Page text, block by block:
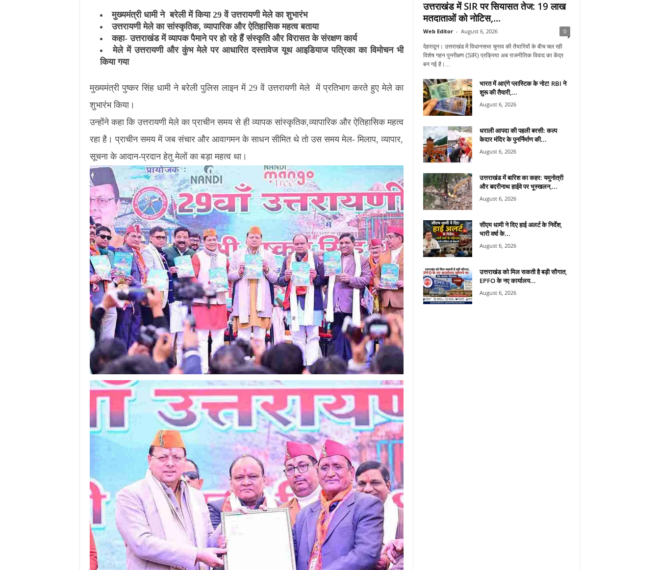
मुख्यमंत्री धामी ने बरेली में किया 29 वें उत्तरायणी मेले का शुभारंभ
उत्तरायणी मेले का सांस्कृतिक, व्यापारिक और ऐतिहासिक महत्व बताया
कहा- उत्तराखंड में व्यापक पैमाने पर हो रहे हैं संस्कृति और विरासत के संरक्षण कार्य
मेले में उत्तरायणी और कुंभ मेले पर आधारित दस्तावेज यूथ आइडियाज पत्रिका का विमोचन भी
किया गया
मुख्यमंत्री पुष्कर सिंह धामी ने बरेली पुलिस लाइन में 29 वें उत्तरायणी मेले में प्रतिभाग करते हुए मेले का
शुभारंभ किया।
उन्होंने कहा कि उत्तरायणी मेले का प्राचीन समय से ही व्यापक सांस्कृतिक,व्यापारिक और ऐतिहासिक महत्व
रहा है। प्राचीन समय में जब संचार और आवागमन के साधन सीमित थे तो उस समय मेल- मिलाप, व्यापार,
सूचना के आदान-प्रदान हेतु मेलों का बड़ा महत्व था।
उत्तराखंड में SIR पर सियासत तेज: 19 लाख
मतदाताओं को नोटिस,...
Web Editor - August 6, 2026 0
देहरादून। उत्तराखंड में विधानसभा चुनाव की तैयारियों के बीच चल रही
विशेष गहन पुनरीक्षण (SIR) प्रक्रिया अब राजनीतिक विवाद का केंद्र
बन गई है।...
भारत में आएंगे प्लास्टिक के नोट! RBI ने
शुरू की तैयारी,...
August 6, 2026
धराली आपदा की पहली बरसी: कल्प
केदार मंदिर के पुनर्निर्माण की...
August 6, 2026
उत्तराखंड में बारिश का कहर: यमुनोत्री
और बदरीनाथ हाईवे पर भूस्खलन,...
August 6, 2026
सीएम धामी ने दिए हाई अलर्ट के निर्देश,
भारी वर्षा के...
August 6, 2026
उत्तराखंड को मिल सकती है बड़ी सौगात,
EPFO के नए कार्यालय...
August 6, 2026